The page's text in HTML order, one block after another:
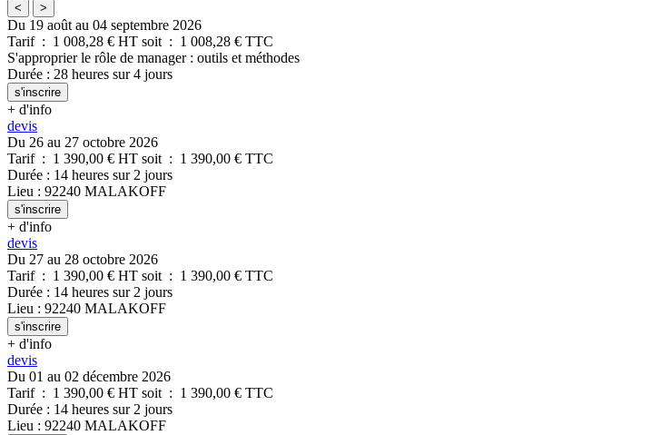
< >
Du 19 août au 04 septembre 2026
Tarif : 1 008,28 € HT soit : 1 008,28 € TTC
S'approprier le rôle de manager : outils et méthodes
Durée : 28 heures sur4 jours
s'inscrire
+ d'info
devis
Du 26 au 27 octobre 2026
Tarif : 1 390,00 € HT soit : 1 390,00 € TTC
Durée : 14 heures sur 2 jours
Lieu : 92240 MALAKOFF
s'inscrire
+ d'info
devis
Du 27 au 28 octobre 2026
Tarif : 1 390,00 € HT soit : 1 390,00 € TTC
Durée : 14 heures sur 2 jours
Lieu : 92240 MALAKOFF
s'inscrire
+ d'info
devis
Du 01 au 02 décembre 2026
Tarif : 1 390,00 € HT soit : 1 390,00 € TTC
Durée : 14 heures sur 2 jours
Lieu : 92240 MALAKOFF